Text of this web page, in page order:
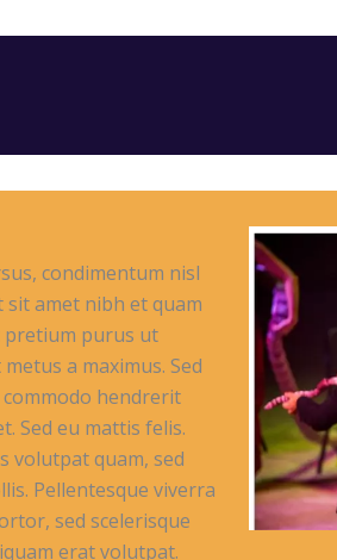
condimentum nisl
sit amet nibh et quam
pretium purus ut
a maximus. Sed
hendrerit
Sed eu mattis felis.
volutpat quam, sed
Pellentesque viverra
sed scelerisque
erat volutpat.